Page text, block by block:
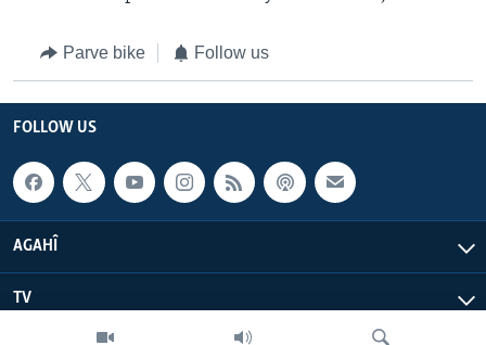
Parve bike Follow us
FOLLOW US
AGAHÎ
TV